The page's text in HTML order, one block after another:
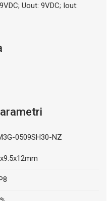
Uout: 9VDC; Iout:
0509SH30-NZ